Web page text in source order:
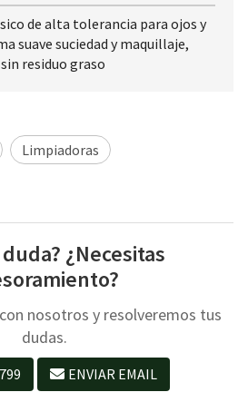
de alta tolerancia para ojos y
suave suciedad y maquillaje,
residuo graso
Limpiadoras
¿Necesitas
nosotros y resolveremos tus
dudas.
ENVIAR EMAIL